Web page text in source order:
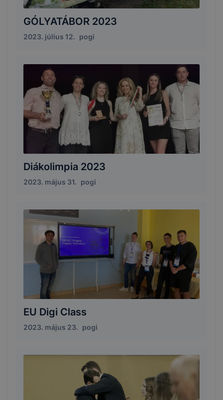
GÓLYATÁBOR 2023
2023. július 12. pogi
Diákolimpia 2023
2023. május 31. pogi
EU Digi Class
2023. május 23. pogi